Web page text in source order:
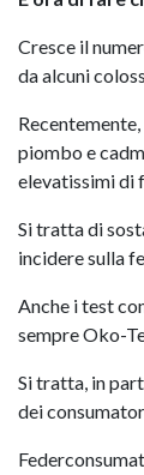
Cresce il
da alcuni
piombo e
elevatissimi di
Si tratta di
incidere sulla
Anche i test
sempre Oko-
Si tratta, in
dei